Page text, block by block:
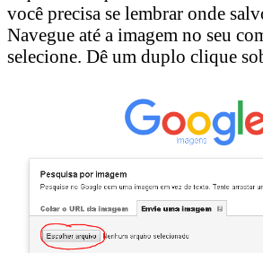
você precisa se lembrar onde
Navegue até a imagem no seu
selecione. Dê um duplo clique